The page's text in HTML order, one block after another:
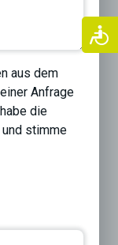
aus dem
Anfrage
die
stimme